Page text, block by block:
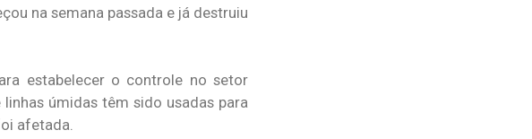
na semana passada e já destruiu
estabelecer o controle no setor
úmidas têm sido usadas para
afetada.